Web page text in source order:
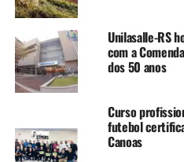
Operação Copa Livre
A Operação Copa Livre tem
contratações irregulares na
de Canoas. Em 31 de março
afastado temporariamente do
investigação.
Unilasalle-RS
com a
dos 50 anos
Curso
futebol
Canoas